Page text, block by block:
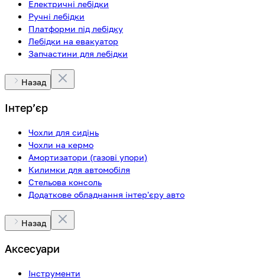
Електричні лебідки
Ручні лебідки
Платформи під лебідку
Лебідки на евакуатор
Запчастини для лебідки
Назад
Інтерʼєр
Чохли для сидінь
Чохли на кермо
Амортизатори (газові упори)
Килимки для автомобіля
Стельова консоль
Додаткове обладнання інтер'єру авто
Назад
Аксесуари
Інструменти